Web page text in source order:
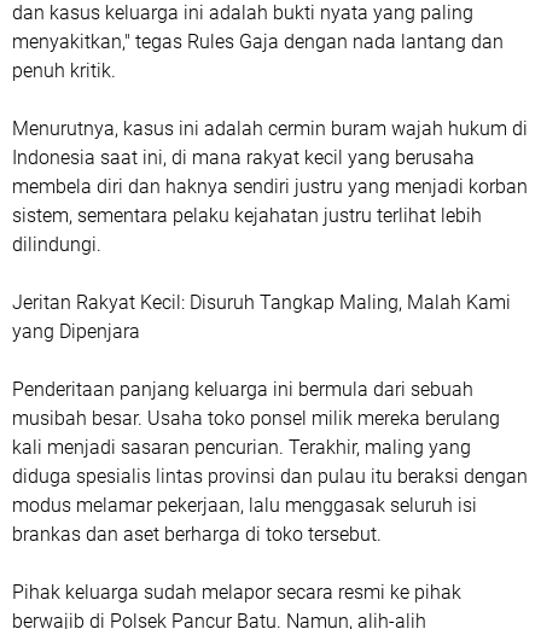
dan kasus keluarga ini adalah bukti nyata yang paling
menyakitkan," tegas Rules Gaja dengan nada lantang dan
penuh kritik.
Menurutnya, kasus ini adalah cermin buram wajah hukum di
Indonesia saat ini, di mana rakyat kecil yang berusaha
membela diri dan haknya sendiri justru yang menjadi korban
sistem, sementara pelaku kejahatan justru terlihat lebih
dilindungi.
Jeritan Rakyat Kecil: Disuruh Tangkap Maling, Malah Kami
yang Dipenjara
Penderitaan panjang keluarga ini bermula dari sebuah
musibah besar. Usaha toko ponsel milik mereka berulang
kali menjadi sasaran pencurian. Terakhir, maling yang
diduga spesialis lintas provinsi dan pulau itu beraksi dengan
modus melamar pekerjaan, lalu menggasak seluruh isi
brankas dan aset berharga di toko tersebut.
Pihak keluarga sudah melapor secara resmi ke pihak
berwajib di Polsek Pancur Batu. Namun, alih-alih